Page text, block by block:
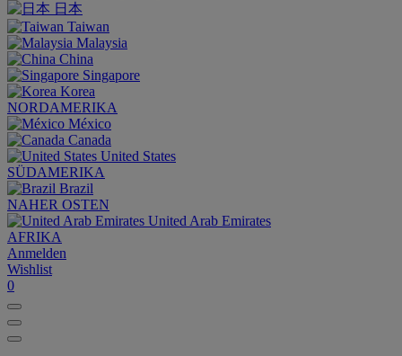
日本
Taiwan
Malaysia
China
Singapore
Korea
NORDAMERIKA
México
Canada
United States
SÜDAMERIKA
Brazil
NAHER OSTEN
United Arab Emirates
AFRIKA
Anmelden
Wishlist
0